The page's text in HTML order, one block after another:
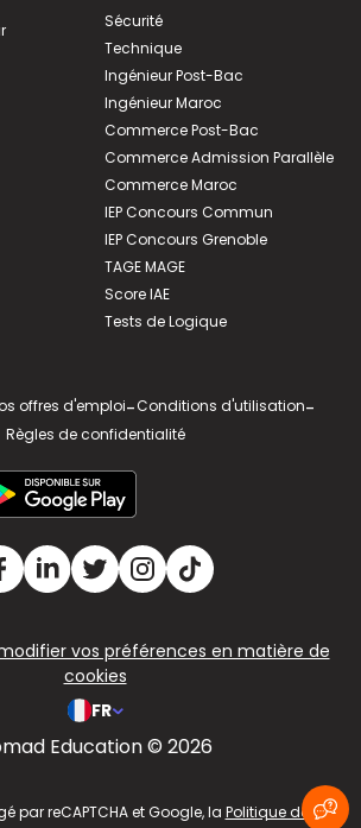
Sécurité
Technique
Ingénieur Post-Bac
Ingénieur Maroc
Commerce Post-Bac
Commerce Admission Parallèle
Commerce Maroc
IEP Concours Commun
IEP Concours Grenoble
TAGE MAGE
Score IAE
Tests de Logique
offres d'emploi-Conditions d'utilisation-
Règles de confidentialité
vos préférences en matière de
cookies
FR
Education © 2026
par reCAPTCHA et Google, la Politique de